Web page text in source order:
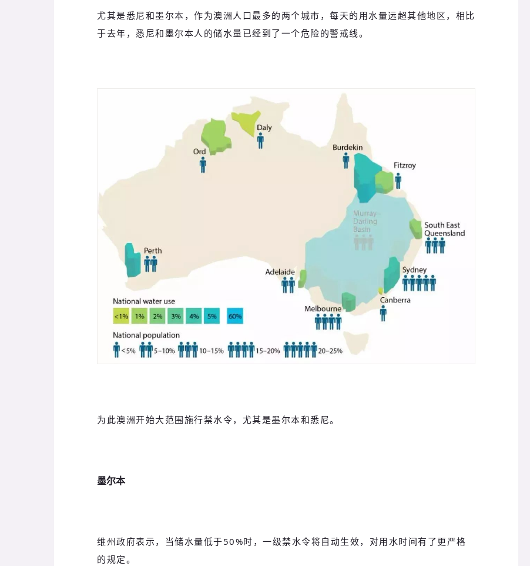
尤其是悉尼和墨尔本，作为澳洲人口最多的两个城市，每天的用水量远超其他地区，相比
于去年，悉尼和墨尔本人的储水量已经到了一个危险的警戒线。
为此澳洲开始大范围施行禁水令，尤其是墨尔本和悉尼。
墨尔本
维州政府表示，当储水量低于50%时，一级禁水令将自动生效，对用水时间有了更严格
的规定。